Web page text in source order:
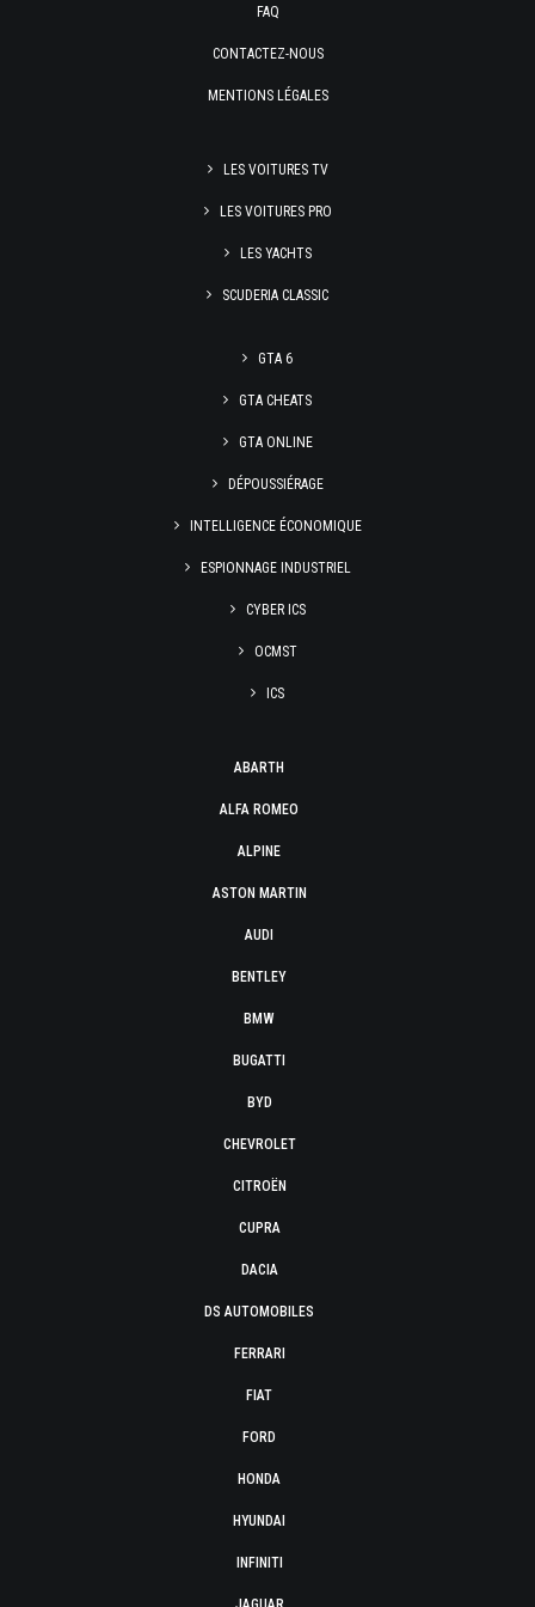
FAQ
CONTACTEZ-NOUS
MENTIONS LÉGALES
LES VOITURES TV
LES VOITURES PRO
LES YACHTS
SCUDERIA CLASSIC
GTA 6
GTA CHEATS
GTA ONLINE
DÉPOUSSIÉRAGE
INTELLIGENCE ÉCONOMIQUE
ESPIONNAGE INDUSTRIEL
CYBER ICS
OCMST
ICS
ABARTH
ALFA ROMEO
ALPINE
ASTON MARTIN
AUDI
BENTLEY
BMW
BUGATTI
BYD
CHEVROLET
CITROËN
CUPRA
DACIA
DS AUTOMOBILES
FERRARI
FIAT
FORD
HONDA
HYUNDAI
INFINITI